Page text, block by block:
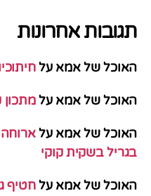
תגובות אחרונות
האוכל של אמא על
האוכל של אמא עלמתכון
האוכל של אמא על
בגריל בשקית קוקי
האוכל של אמא עלחטיף